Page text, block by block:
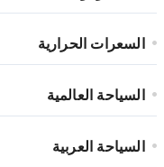
السعرات الحرارية
السياحة العالمية
السياحة العربية